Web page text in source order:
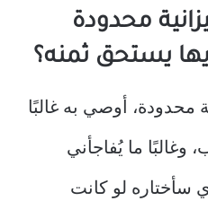
محدودة
يستحق ثمنه؟
محدودة، أوصي به غالبًا
وغالبًا ما يُفاجأني
سأختاره لو كانت